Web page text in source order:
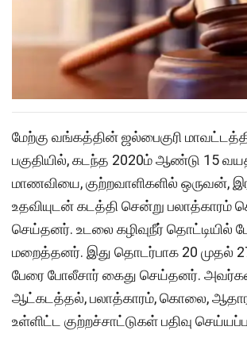
மேற்கு வங்கத்தின் ஜல்பைகுரி
பகுதியில், கடந்த 2020ம் ஆண்டு 15
மாணவியை, குற்றவாளிகளில் ஒருவன்,
உதவியுடன் கடத்தி சென்று பலாத்காரம்
செய்தனர். உடலை கழிவுநீர் தொட்டியில்
மறைத்தனர். இது தொடர்பாக 20 முதல்
பேரை போலீசார் கைது செய்தனர்.
ஆட்கடத்தல், பலாத்காரம், கொலை,
உள்ளிட்ட குற்றச்சாட்டுகள் பதிவு